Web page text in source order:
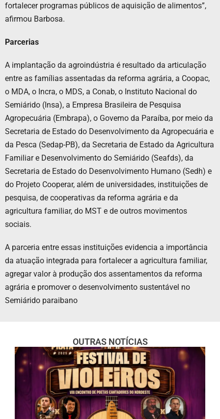
fortalecer programas públicos de aquisição de alimentos”,
afirmou Barbosa.
Parcerias
A implantação da agroindústria é resultado da articulação
entre as famílias assentadas da reforma agrária, a Coopac,
o MDA, o Incra, o MDS, a Conab, o Instituto Nacional do
Semiárido (Insa), a Empresa Brasileira de Pesquisa
Agropecuária (Embrapa), o Governo da Paraíba, por meio da
Secretaria de Estado do Desenvolvimento da Agropecuária e
da Pesca (Sedap-PB), da Secretaria de Estado da Agricultura
Familiar e Desenvolvimento do Semiárido (Seafds), da
Secretaria de Estado do Desenvolvimento Humano (Sedh) e
do Projeto Cooperar, além de universidades, instituições de
pesquisa, de cooperativas da reforma agrária e da
agricultura familiar, do MST e de outros movimentos
sociais.
A parceria entre essas instituições evidencia a importância
da atuação integrada para fortalecer a agricultura familiar,
agregar valor à produção dos assentamentos da reforma
agrária e promover o desenvolvimento sustentável no
Semiárido paraibano
OUTRAS NOTÍCIAS